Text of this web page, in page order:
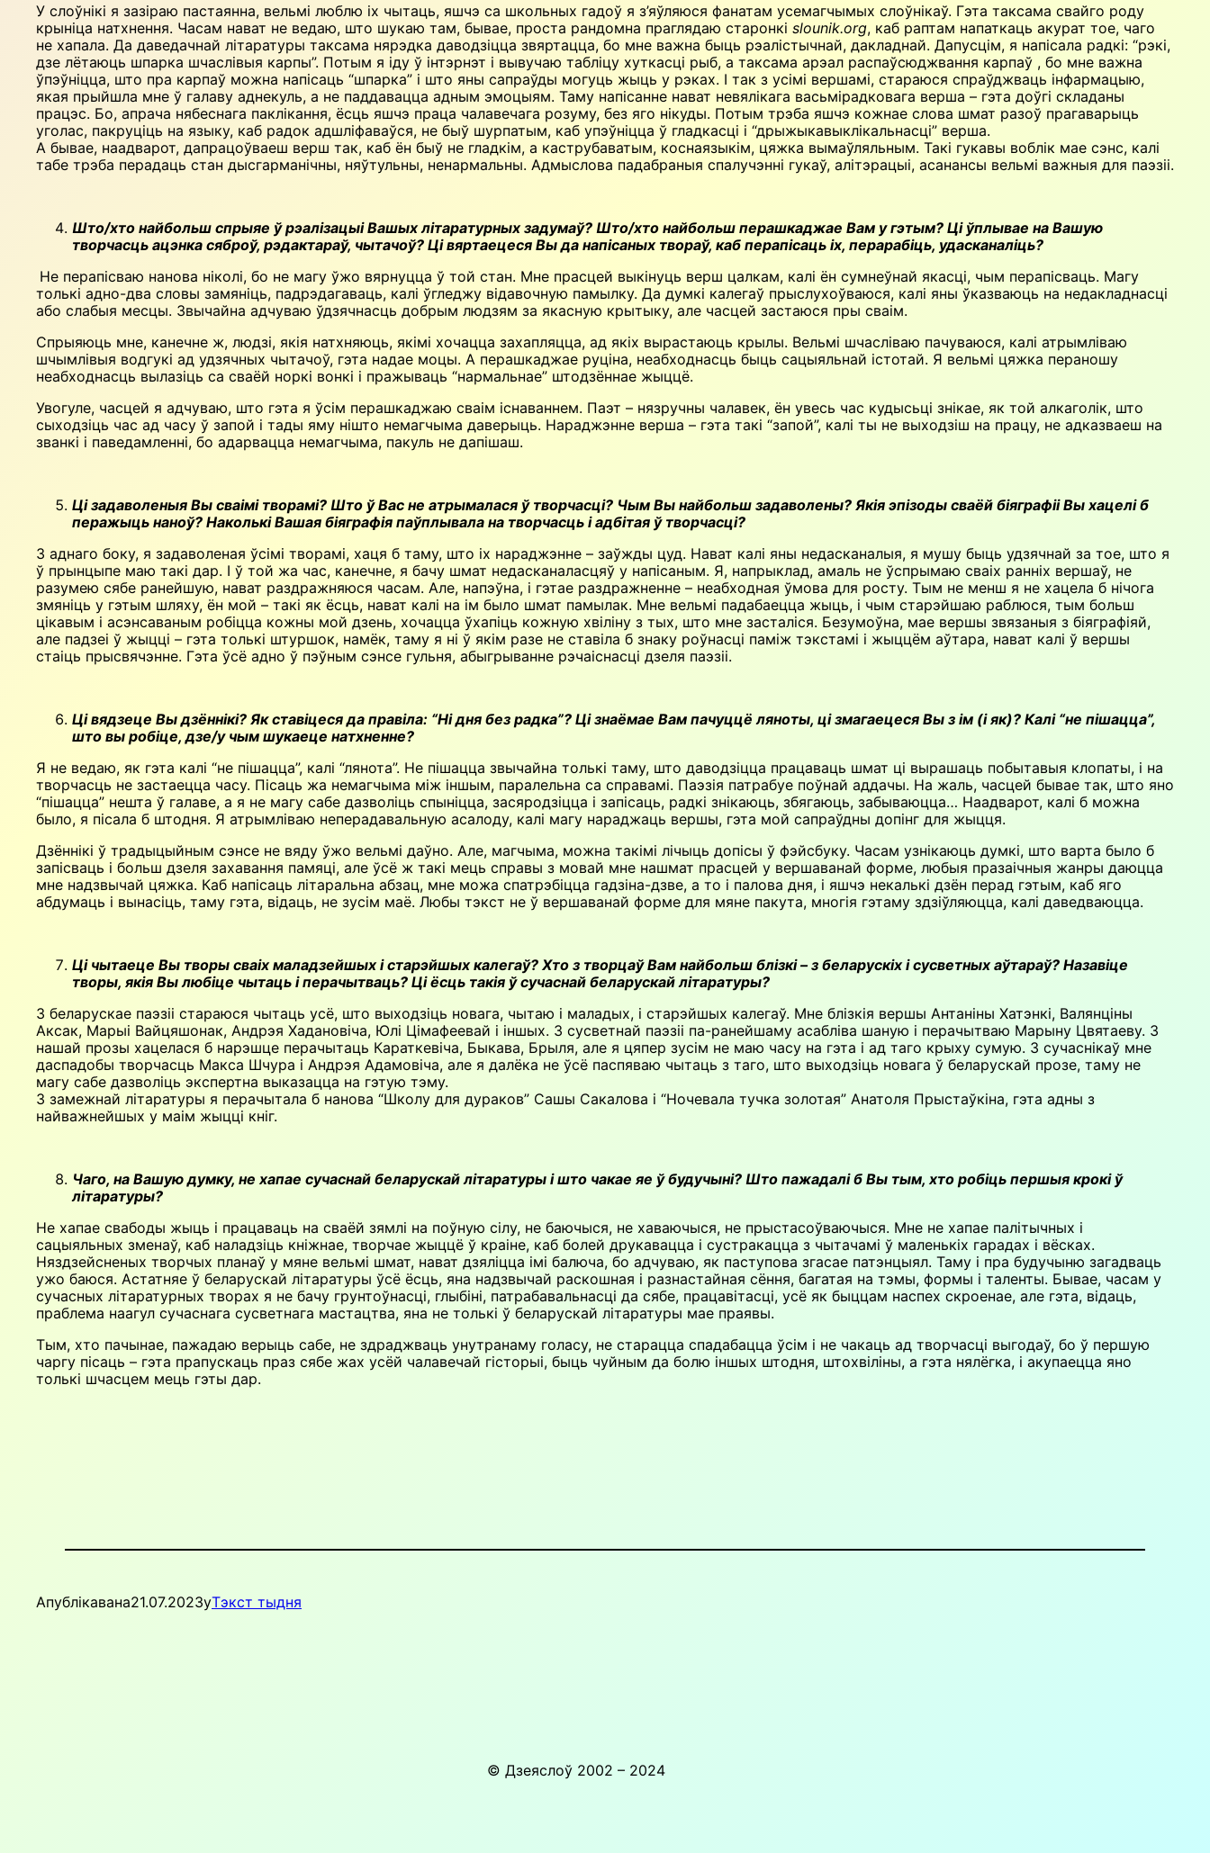
У слоўнікі я зазіраю пастаянна, вель­мі люблю іх чытаць, яшчэ са школь­ных гадоў я з’яўляюся фанатам усемагчымых слоўнікаў. Гэта таксама свайго роду
крыніца натхнення. Часам нават не ведаю, што шукаю там, бывае, проста рандомна праглядаю старонкі slounik.org, каб раптам напаткаць акурат тое, чаго
не хапала. Да даведачнай літаратуры таксама нярэдка даводзіцца звяртацца, бо мне важна быць рэалістычнай, дакладнай. Дапусцім, я напісала радкі: “рэкі,
дзе лётаюць шпарка шчаслівыя карпы”. Потым я іду ў інтэрнэт і вывучаю табліцу хуткасці рыб, а таксама арэал распаўсюджвання карпаў , бо мне важна
ўпэўніцца, што пра карпаў можна напісаць “шпарка” і што яны сапраўды могуць жыць у рэках. І так з усімі вершамі, стараюся спраўджваць інфармацыю,
якая прыйшла мне ў галаву аднекуль, а не паддавацца адным эмоцыям. Таму напісанне нават невялікага васьмірадковага верша – гэта доўгі складаны
працэс. Бо, апрача нябеснага паклікання, ёсць яшчэ праца чалавечага розуму, без яго нікуды. Потым трэба яшчэ кожнае слова шмат разоў прагаварыць
уголас, пакруціць на языку, каб радок адшліфаваўся, не быў шурпатым, каб упэўніцца ў гладкасці і “дрыжыкавыклікальнасці” верша.
А бывае, наадварот, дапрацоўваеш верш так, каб ён быў не гладкім, а каструбаватым, коснаязыкім, цяжка вымаўляльным. Такі гукавы воблік мае сэнс, калі
табе трэба перадаць стан дысгарманічны, няўтульны, ненармальны. Адмыслова падабраныя спалучэнні гукаў, алітэрацыі, асанансы вельмі важныя для паэзіі.
Што/хто найбольш спрыяе ў рэалізацыі Вашых літаратурных за­думаў? Што/хто найбольш перашкаджае Вам у гэтым? Ці ўплывае на Вашую
творчасць ацэнка сяброў, рэдактараў, чытачоў? Ці вяртаецеся Вы да напісаных твораў, каб перапісаць іх, перарабіць, удасканаліць?
Не перапісваю нанова ніколі, бо не магу ўжо вярнуцца ў той стан. Мне прасцей выкінуць верш цалкам, калі ён сумнеўнай якасці, чым перапісваць. Магу
толькі адно-два словы замяніць, падрэдагаваць, калі ўгледжу відавочную памылку. Да думкі калегаў прыслухоўваюся, калі яны ўказваюць на недакладнасці
або слабыя месцы. Звычайна адчуваю ўдзячнасць добрым людзям за якасную крытыку, але часцей застаюся пры сваім.
Спрыяюць мне, канечне ж, людзі, якія натхняюць, якімі хочацца захапляцца, ад якіх вырастаюць крылы. Вельмі шчасліваю пачуваюся, калі атрымліваю
шчымлівыя водгукі ад удзячных чытачоў, гэта надае моцы. А перашкаджае руціна, неабходнасць быць сацыяльнай істотай. Я вельмі цяжка пераношу
неабходнасць вылазіць са сваёй норкі вонкі і пражываць “нармальнае” штодзённае жыццё.
Увогуле, часцей я адчуваю, што гэта я ўсім перашкаджаю сваім існаваннем. Паэт – нязручны чалавек, ён увесь час кудысьці знікае, як той алкаголік, што
сыходзіць час ад часу ў запой і тады яму нішто немагчыма даверыць. Нараджэнне верша – гэта такі “запой”, калі ты не выходзіш на працу, не адказваеш на
званкі і паведамленні, бо адарвацца немагчыма, пакуль не дапішаш.
Ці задаволеныя Вы сваімі творамі? Што ў Вас не атрымалася ў творчасці? Чым Вы найбольш задаволены? Якія эпізоды сваёй біяграфіі Вы хацелі б
перажыць наноў? Наколькі Вашая біяграфія паўплывала на творчасць і адбітая ў творчасці?
З аднаго боку, я задаволеная ўсімі творамі, хаця б таму, што іх нараджэнне – заўжды цуд. Нават калі яны недасканалыя, я мушу быць удзячнай за тое, што я
ў прынцыпе маю такі дар. І ў той жа час, канечне, я бачу шмат недасканаласцяў у напісаным. Я, напрыклад, амаль не ўспрымаю сваіх ранніх вершаў, не
разумею сябе ранейшую, нават раздражняюся часам. Але, напэўна, і гэтае раздражненне – неабходная ўмова для росту. Тым не менш я не хацела б нічога
змяніць у гэтым шляху, ён мой – такі як ёсць, нават калі на ім было шмат памылак. Мне вельмі падабаецца жыць, і чым старэйшаю раблюся, тым больш
цікавым і асэнсаваным робіцца кожны мой дзень, хочацца ўхапіць кожную хвіліну з тых, што мне засталіся. Безумоўна, мае вершы звязаныя з біяграфіяй,
але падзеі ў жыцці – гэта толькі штуршок, намёк, таму я ні ў якім разе не ставіла б знаку роўнасці паміж тэкстамі і жыццём аўтара, нават калі ў вершы
стаіць прысвячэнне. Гэта ўсё адно ў пэўным сэнсе гульня, абыгрыванне рэчаіснасці дзеля паэзіі.
Ці вядзеце Вы дзённікі? Як ставіцеся да правіла: “Ні дня без радка”? Ці знаёмае Вам пачуццё ляноты, ці змагаецеся Вы з ім (і як)? Калі “не пішацца”,
што вы робіце, дзе/у чым шукаеце натхненне?
Я не ведаю, як гэта калі “не пішац­ца”, калі “лянота”. Не пішацца звычайна толькі таму, што даводзіцца працаваць шмат ці вырашаць побытавыя клопаты, і на
творчасць не застаецца часу. Пісаць жа немагчыма між іншым, паралельна са справамі. Паэзія патрабуе поўнай аддачы. На жаль, часцей бывае так, што яно
“пішацца” нешта ў галаве, а я не магу сабе дазволіць спыніцца, засяродзіцца і запісаць, радкі знікаюць, збягаюць, забываюцца… Наадварот, калі б можна
было, я пісала б штодня. Я атрымліваю неперадавальную асалоду, калі магу нараджаць вершы, гэта мой сапраўдны допінг для жыцця.
Дзённікі ў традыцыйным сэнсе не вяду ўжо вельмі даўно. Але, магчыма, можна такімі лічыць допісы ў фэйсбуку. Часам узнікаюць думкі, што варта было б
запісваць і больш дзеля захавання памяці, але ўсё ж такі мець справы з мовай мне нашмат прасцей у вершаванай форме, любыя празаічныя жанры даюцца
мне надзвычай цяжка. Каб напісаць літаральна абзац, мне можа спатрэбіцца гадзіна-дзве, а то і палова дня, і яшчэ некалькі дзён перад гэтым, каб яго
абдумаць і вынасіць, таму гэта, відаць, не зусім маё. Любы тэкст не ў вершаванай форме для мяне пакута, многія гэтаму здзіўляюцца, калі даведваюцца.
Ці чытаеце Вы творы сваіх маладзейшых і старэйшых калегаў? Хто з творцаў Вам найбольш блізкі – з беларускіх і сусветных аўтараў? Назавіце
творы, якія Вы любіце чытаць і перачытваць? Ці ёсць такія ў сучаснай беларускай літаратуры?
З беларускае паэзіі стараюся чытаць усё, што выходзіць новага, чытаю і маладых, і старэйшых калегаў. Мне блізкія вершы Антаніны Хатэнкі, Валянціны
Аксак, Марыі Вайцяшонак, Андрэя Хадановіча, Юлі Цімафеевай і іншых. З сусветнай паэзіі па-ранейшаму асабліва шаную і перачытваю Марыну Цвятаеву. З
нашай прозы хацелася б нарэшце перачытаць Караткевіча, Быкава, Брыля, але я цяпер зусім не маю часу на гэта і ад таго крыху сумую. З сучаснікаў мне
даспадобы творчасць Макса Шчура і Андрэя Адамовіча, але я далёка не ўсё паспяваю чытаць з таго, што выходзіць новага ў беларускай прозе, таму не
магу сабе дазволіць экспертна выказацца на гэтую тэму.
З замежнай літаратуры я перачытала б нанова “Школу для дураков” Сашы Сакалова і “Ночевала тучка золотая” Анатоля Прыстаўкіна, гэта адны з
найважнейшых у маім жыцці кніг.
Чаго, на Вашую думку, не хапае сучаснай беларускай літаратуры і што чакае яе ў будучыні? Што пажадалі б Вы тым, хто робіць першыя крокі ў
літаратуры?
Не хапае свабоды жыць і працаваць на сваёй зямлі на поўную сілу, не баючыся, не хаваючыся, не прыстасоўваючыся. Мне не хапае палітычных і
сацыяльных зменаў, каб наладзіць кніжнае, творчае жыццё ў краіне, каб болей друкавацца і сустракацца з чытачамі ў маленькіх гарадах і вёсках.
Няздзейсненых творчых планаў у мяне вельмі шмат, нават дзяліцца імі балюча, бо адчуваю, як паступова згасае патэнцыял. Таму і пра будучыню загадваць
ужо баюся. Астатняе ў беларускай літаратуры ўсё ёсць, яна надзвычай раскошная і разнастайная сёння, багатая на тэмы, формы і таленты. Бывае, часам у
сучасных літаратурных творах я не бачу грунтоўнасці, глыбіні, патрабавальнасці да сябе, працавітасці, усё як быццам наспех скроенае, але гэта, відаць,
праблема наагул сучаснага сусветнага мастацтва, яна не толькі ў беларускай літаратуры мае праявы.
Тым, хто пачынае, пажадаю верыць сабе, не здраджваць унутранаму голасу, не старацца спадабацца ўсім і не чакаць ад творчасці выгодаў, бо ў першую
чаргу пісаць – гэта прапускаць праз сябе жах усёй чалавечай гісторыі, быць чуйным да болю іншых штодня, штохвіліны, а гэта нялёгка, і акупаецца яно
толькі шчасцем мець гэты дар.
Апублікавана21.07.2023уТэкст тыдня
© Дзеяслоў 2002 – 2024